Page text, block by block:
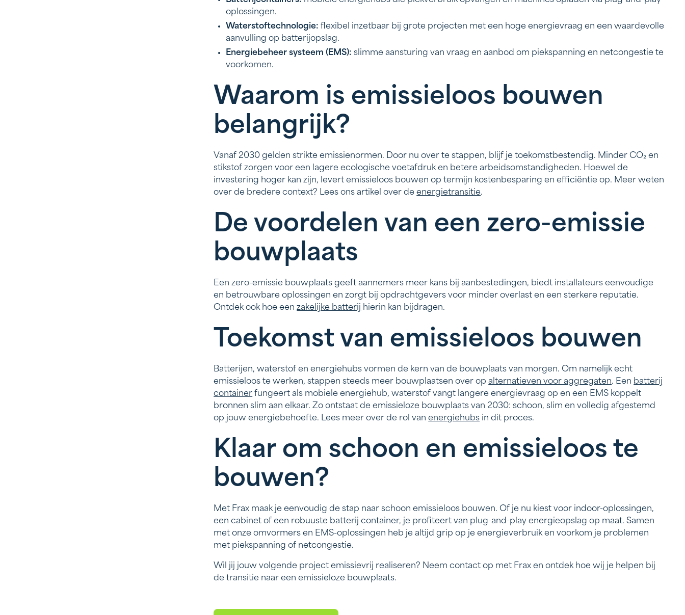
oplossingen.
Waterstoftechnologie: flexibel inzetbaar bij grote projecten met een hoge energievraag en een waardevolle
aanvulling op batterijopslag.
Energiebeheer systeem (EMS): slimme aansturing van vraag en aanbod om piekspanning en netcongestie te
voorkomen.
Waarom is emissieloos bouwen
belangrijk?
Vanaf 2030 gelden strikte emissienormen. Door nu over te stappen, blijf je toekomstbestendig. Minder CO₂ en
stikstof zorgen voor een lagere ecologische voetafdruk en betere arbeidsomstandigheden. Hoewel de
investering hoger kan zijn, levert emissieloos bouwen op termijn kostenbesparing en efficiëntie op. Meer weten
over de bredere context? Lees ons artikel over deenergietransitie.
De voordelen van een zero-emissie
bouwplaats
Een zero-emissie bouwplaats geeft aannemers meer kans bij aanbestedingen, biedt installateurs eenvoudige
en betrouwbare oplossingen en zorgt bij opdrachtgevers voor minder overlast en een sterkere reputatie.
Ontdek ook hoe eenzakelijke batterij hierin kan bijdragen.
Toekomst van emissieloos bouwen
Batterijen, waterstof en energiehubs vormen de kern van de bouwplaats van morgen. Om namelijk echt
emissieloos te werken, stappen steeds meer bouwplaatsen over opalternatieven voor aggregaten. Een batterij
container fungeert als mobiele energiehub, waterstof vangt langere energievraag op en een EMS koppelt
bronnen slim aan elkaar. Zo ontstaat de emissieloze bouwplaats van 2030: schoon, slim en volledig afgestemd
op jouw energiebehoefte. Lees meer over de rol vanenergiehubs in dit proces.
Klaar om schoon en emissieloos te
bouwen?
Met Frax maak je eenvoudig de stap naar schoon emissieloos bouwen. Of je nu kiest voor indoor-oplossingen,
een cabinet of een robuuste batterij container, je profiteert van plug-and-play energieopslag op maat. Samen
met onze omvormers en EMS-oplossingen heb je altijd grip op je energieverbruik en voorkom je problemen
met piekspanning of netcongestie.
Wil jij jouw volgende project emissievrij realiseren? Neem contact op met Frax en ontdek hoe wij je helpen bij
de transitie naar een emissieloze bouwplaats.